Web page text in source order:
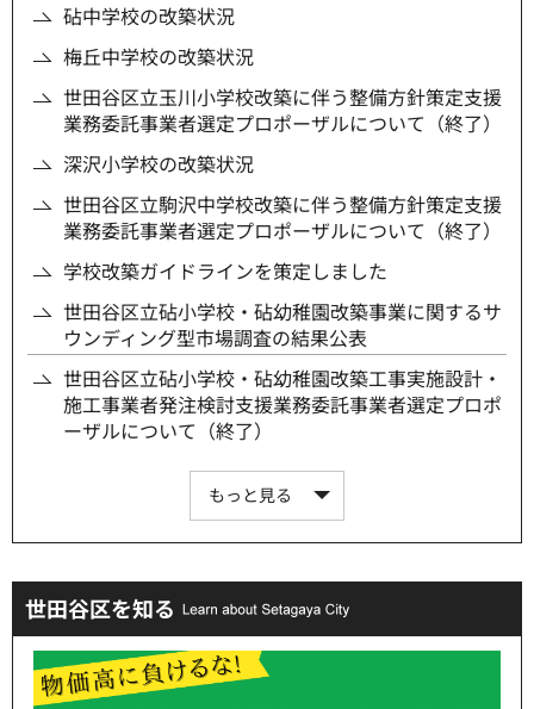
砧中学校の改築状況
梅丘中学校の改築状況
世田谷区立玉川小学校改築に伴う整備方針策定支援
業務委託事業者選定プロポーザルについて（終了）
深沢小学校の改築状況
世田谷区立駒沢中学校改築に伴う整備方針策定支援
業務委託事業者選定プロポーザルについて（終了）
学校改築ガイドラインを策定しました
世田谷区立砧小学校・砧幼稚園改築事業に関するサ
ウンディング型市場調査の結果公表
世田谷区立砧小学校・砧幼稚園改築工事実施設計・
施工事業者発注検討支援業務委託事業者選定プロポ
ーザルについて（終了）
もっと見る
世田谷区を知る